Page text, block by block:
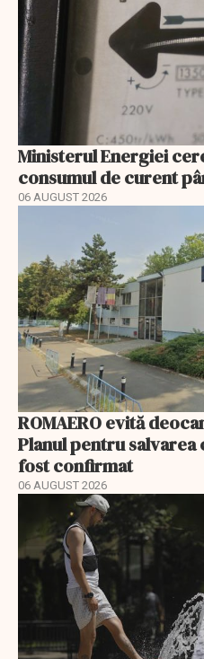
Ministerul Energiei
consumul de curent
06 AUGUST 2026
ROMAERO evită
Planul pentru
fost confirmat
06 AUGUST 2026